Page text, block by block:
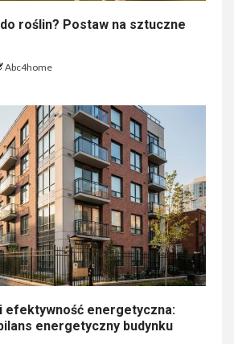
roślin? Postaw na sztuczne
Abc4home
i efektywność energetyczna:
energetyczny budynku